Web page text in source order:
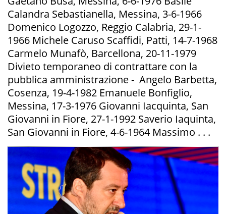
Calandra Sebastianella, Messina, 3-6-1966
Domenico Logozzo, Reggio Calabria, 29-1-
1966 Michele Caruso Scaffidi, Patti, 14-7-1968
Carmelo Munafò, Barcellona, 20-11-1979
Divieto temporaneo di contrattare con la
pubblica amministrazione - Angelo Barbetta,
Cosenza, 19-4-1982 Emanuele Bonfiglio,
Messina, 17-3-1976 Giovanni Iacquinta, San
Giovanni in Fiore, 27-1-1992 Saverio Iaquinta,
San Giovanni in Fiore, 4-6-1964 Massimo . . .